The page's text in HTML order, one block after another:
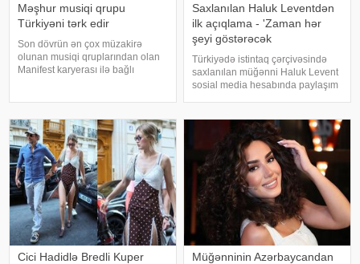
Məşhur musiqi qrupu
Türkiyəni tərk edir
Son dövrün ən çox müzakirə
olunan musiqi qruplarından olan
Manifest karyerası ilə bağlı
Tolqa Akış üzvlərin sentyabr
ayında İstanbuldak
Saxlanılan Haluk Leventdən
ilk açıqlama - 'Zaman hər
şeyi göstərəcək
Türkiyədə istintaq çərçivəsində
saxlanılan müğənni Haluk Levent
sosial media hesabında paylaşım
mətbuatına istinadən xəbər verir
ki, Levent şəxsi həyatı ilə Ahba
Cici Hadidlə Bredli Kuper
Müğənninin Azərbaycandan